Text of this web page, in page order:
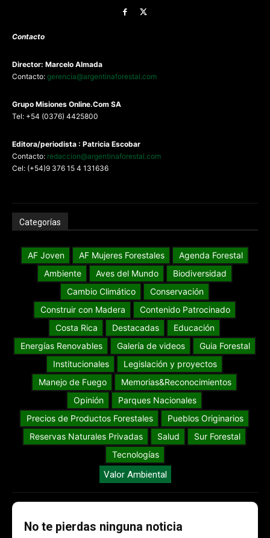
Contacto
Director: Marcelo Almada
Contacto: gerencia@argentinaforestal.com
Grupo Misiones Online.Com SA
Tel: +54 (0376) 4425800
Editora/periodista : Patricia Escobar
Contacto: redaccion@argentinaforestal.com
Cel: (+54)9 376 15 4 131636
Categorías
AF Joven AF Mujeres Forestales
Agenda Forestal
Ambiente
Aves del Mundo
Biodiversidad
Cambio Climático
Conservación
Construir con Madera
Contenido Patrocinado
Costa Rica
Destacadas
Educación
Energías Renovables
Galería de videos
Guia Forestal
Institucionales
Legislación y proyectos
Manejo de Fuego
Memorias&Reconocimientos
Opinión
Parques Nacionales
Precios de Productos Forestales
Pueblos Originarios
Reservas Naturales Privadas
Salud
Sur Forestal
Tecnologías
Valor Ambiental
No te pierdas ninguna noticia